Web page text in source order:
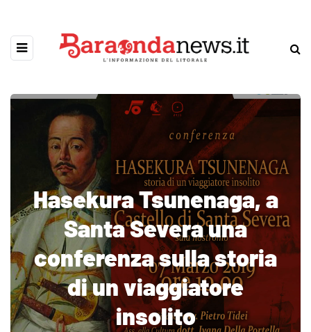
Hasekura Tsunenaga, a
Santa Severa una
conferenza sulla storia
di un viaggiatore
insolito